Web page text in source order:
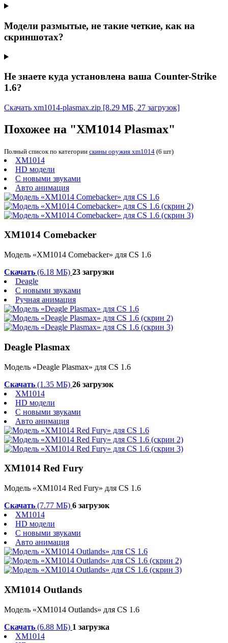
Модели размытые, не такие четкие, как на
скриншотах?
Не знаете куда установлена ваша Counter-Strike
1.6?
Скачать xm1014-plasmax.zip [8.29 МБ, 27 загрузок]
Похожее на "XM1014 Plasmax"
Полный список по категории скины оружия xm1014 (6 шт)
XM1014
HD модели
С новыми звуками
Авто анимация
XM1014 Comebacker
Модель «XM1014 Comebacker» для CS 1.6
Скачать (6.18 МБ) 23 загрузки
Deagle
С новыми звуками
Ручная анимация
Deagle Plasmax
Модель «Deagle Plasmax» для CS 1.6
Скачать (1.35 МБ) 26 загрузок
XM1014
HD модели
С новыми звуками
Авто анимация
XM1014 Red Fury
Модель «XM1014 Red Fury» для CS 1.6
Скачать (7.77 МБ) 6 загрузок
XM1014
HD модели
С новыми звуками
Авто анимация
XM1014 Outlands
Модель «XM1014 Outlands» для CS 1.6
Скачать (6.88 МБ) 1 загрузка
XM1014